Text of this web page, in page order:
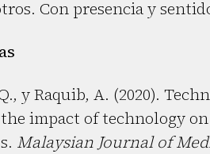
Con presencia y
y Raquib, A. (2020).
impact of technology
Malaysian Journal of